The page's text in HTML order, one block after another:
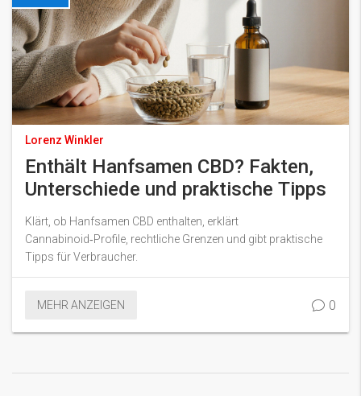
Lorenz Winkler
Enthält Hanfsamen CBD? Fakten,
Unterschiede und praktische Tipps
Klärt, ob Hanfsamen CBD enthalten, erklärt
Cannabinoid‑Profile, rechtliche Grenzen und gibt praktische
Tipps für Verbraucher.
MEHR ANZEIGEN 0